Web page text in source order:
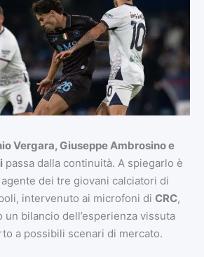
Vergara, Giuseppe Ambrosino e
passa dalla continuità. A spiegarlo è
agente dei tre giovani calciatori di
intervenuto ai microfoni di CRC,
un bilancio dell’esperienza vissuta
a possibili scenari di mercato.